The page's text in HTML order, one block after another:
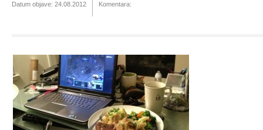
Datum objave: 24.08.2012 Komentara: